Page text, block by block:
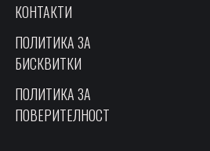
КОНТАКТИ
ПОЛИТИКА ЗА
БИСКВИТКИ
ПОЛИТИКА ЗА
ПОВЕРИТЕЛНОСТ